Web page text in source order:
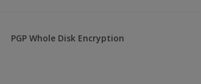
PGP Whole Disk Encryption